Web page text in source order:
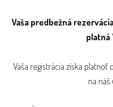
Vaša predbežná
platná
Vaša registrácia získa platnoť
na náš